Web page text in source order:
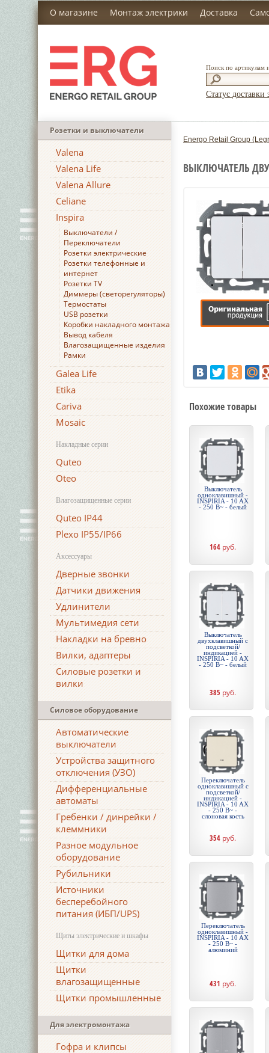
О магазине Монтаж электрики Доставка
Поиск по артикулам
Статус доставки
Розетки и выключатели
Valena
Valena Life
Valena Allure
Celiane
Inspira
Выключатели /
Переключатели
Розетки электрические
Розетки телефонные и
интернет
Розетки TV
Диммеры (светорегуляторы)
Термостаты
USB розетки
Коробки накладного монтажа
Вывод кабеля
Влагозащищенные изделия
Рамки
Galea Life
Etika
Cariva
Mosaic
Накладные серии
Quteo
Oteo
Влагозащищенные серии
Quteo IP44
Plexo IP55/IP66
Аксессуары
Дверные звонки
Датчики движения
Удлинители
Мультимедия сети
Накладки на бревно
Вилки, адаптеры
Силовые розетки и
вилки
Силовое оборудование
Автоматические
выключатели
Устройства защитного
отключения (УЗО)
Дифференциальные
автоматы
Гребенки / динрейки /
клеммники
Разное модульное
оборудование
Рубильники
Источники
бесперебойного
питания (ИБП/UPS)
Щиты электрические и шкафы
Щитки для дома
Щитки
влагозащищенные
Щитки промышленные
Для электромонтажа
Гофра и клипсы
Energo Retail Group
ВЫКЛЮЧАТЕЛЬ
Похожие товары
Выключатель
одноклавишный -
INSPIRIA - 10 AX
- 250 В~ - белый
164 руб.
Выключатель
двухклавишный с
подсветкой/
индикацией -
INSPIRIA - 10 AX
- 250 В~ - белый
385 руб.
Переключатель
одноклавишный с
подсветкой/
индикацией -
INSPIRIA - 10 AX
- 250 В~ -
слоновая кость
354 руб.
Переключатель
одноклавишный -
INSPIRIA - 10 AX
- 250 В~ -
алюминий
431 руб.